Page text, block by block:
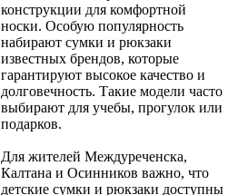
конструкции для комфортной
носки. Особую популярность
набирают сумки и рюкзаки
известных брендов, которые
гарантируют высокое качество и
долговечность. Такие модели часто
выбирают для учебы, прогулок или
подарков.
Для жителей Междуреченска,
Калтана и Осинников важно, что
детские сумки и рюкзаки доступны